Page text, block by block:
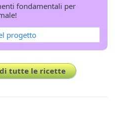
fondamentali per
progetto
tutte le ricette